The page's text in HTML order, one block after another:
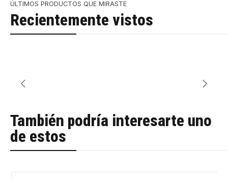
ÚLTIMOS PRODUCTOS QUE MIRASTE
Recientemente vistos
También podría interesarte uno
de estos